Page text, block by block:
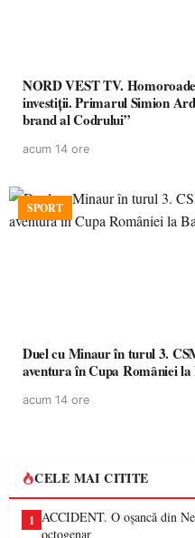
NORD VEST TV.
investiții. Primarul Simion Ardelean: „Oțeloaia rămâne un
brand al Codrului”
acum 14 ore
SPORT
Duel cu Minaur în turul 3.
aventura în Cupa României
acum 14 ore
CELE MAI CITITE
1 ACCIDENT. O oșancă din
octogenar